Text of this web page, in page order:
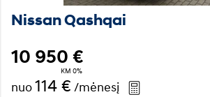
Nissan Qashqai
10 950 €
KM 0%
nuo114 € /mėnesį